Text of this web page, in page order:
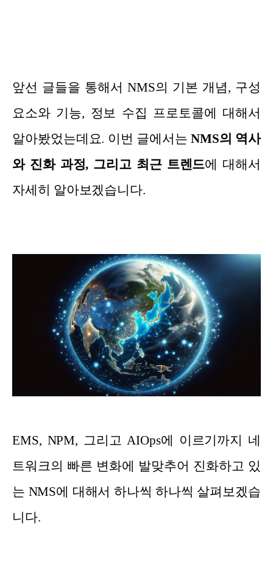
앞선 글들을 통해서 NMS의 기본 개념, 구성
요소와 기능, 정보 수집 프로토콜에 대해서
알아봤었는데요. 이번 글에서는NMS의 역사
와 진화 과정, 그리고 최근 트렌드에 대해서
자세히 알아보겠습니다.
EMS, NPM, 그리고 AIOps에 이르기까지 네
트워크의 빠른 변화에 발맞추어 진화하고 있
는 NMS에 대해서 하나씩 하나씩 살펴보겠습
니다.